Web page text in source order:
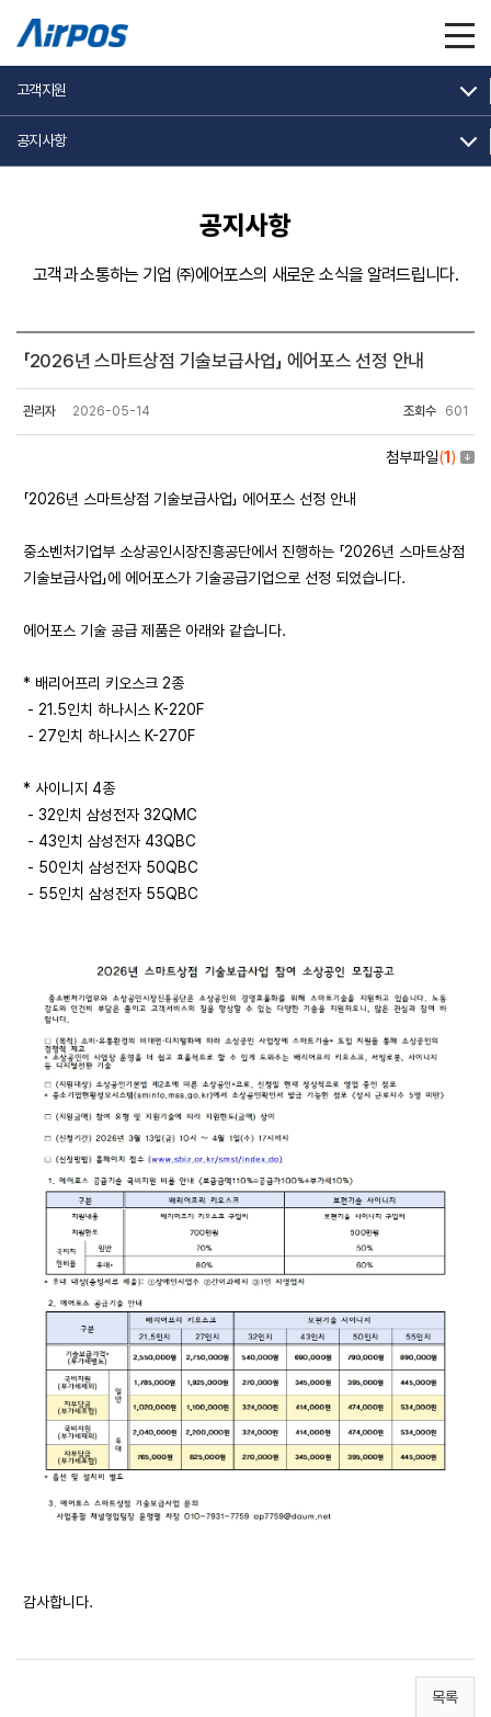
고객지원
공지사항
공지사항
고객과 소통하는 기업 ㈜에어포스의 새로운 소식을 알려드립니다.
「2026년 스마트상점 기술보급사업」 에어포스 선정 안내
관리자 2026-05-14 조회수 601
첨부파일(1 )
「2026년 스마트상점 기술보급사업」 에어포스 선정 안내
중소벤처기업부 소상공인시장진흥공단에서 진행하는 「2026년 스마트상점
기술보급사업」에 에어포스가 기술공급기업으로 선정 되었습니다.
에어포스 기술 공급 제품은 아래와 같습니다.
* 배리어프리 키오스크 2종
- 21.5인치 하나시스 K-220F
- 27인치 하나시스 K-270F
* 사이니지 4종
- 32인치 삼성전자 32QMC
- 43인치 삼성전자 43QBC
- 50인치 삼성전자 50QBC
- 55인치 삼성전자 55QBC
감사합니다.
목록